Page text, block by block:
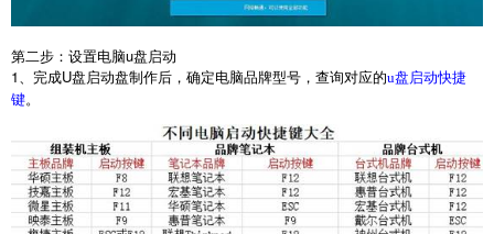
第二步：设置电脑u盘启动
1、完成U盘启动盘制作后，确定电脑品牌型号，查询对应的u盘启动快捷
键。